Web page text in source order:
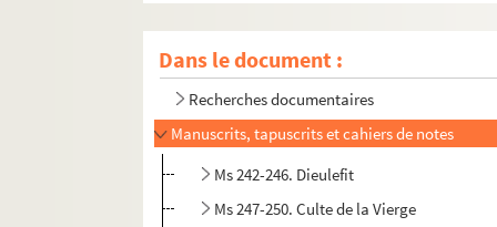
Dans le document :
Recherches documentaires
Manuscrits, tapuscrits et cahiers de notes
Ms 242-246. Dieulefit
Ms 247-250. Culte de la Vierge